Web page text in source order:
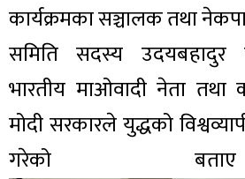
कार्यक्रमका सञ्चालक तथा
समिति सदस्य उदयबहादुर
भारतीय माओवादी नेता तथा
मोदी सरकारले युद्धको
गरेको